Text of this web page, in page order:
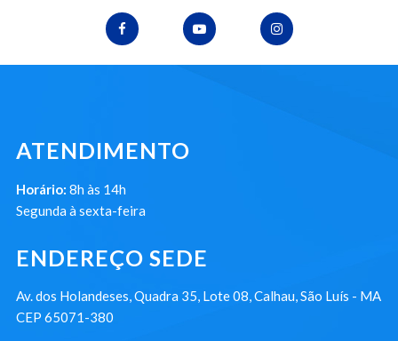
ATENDIMENTO
Horário: 8h às 14h
Segunda à sexta-feira
ENDEREÇO SEDE
Av. dos Holandeses, Quadra 35, Lote 08, Calhau, São Luís - MA
CEP 65071-380